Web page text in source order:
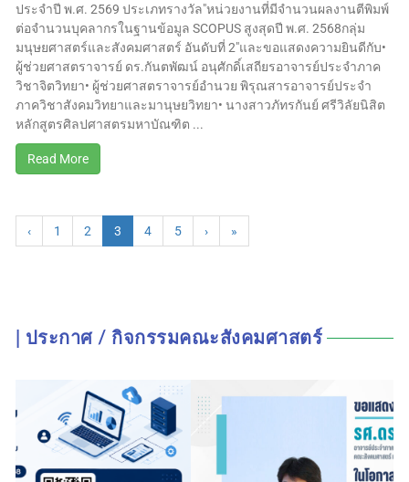
ประจำปี พ.ศ. 2569 ประเภทรางวัล"หน่วยงานที่มีจำนวนผลงานตีพิมพ์
ต่อจำนวนบุคลากรในฐานข้อมูล SCOPUS สูงสุดปี พ.ศ. 2568กลุ่ม
มนุษยศาสตร์และสังคมศาสตร์ อันดับที่ 2"และขอแสดงความยินดีกับ•
ผู้ช่วยศาสตราจารย์ ดร.กันตพัฒน์ อนุศักดิ์เสถียรอาจารย์ประจำภาค
วิชาจิตวิทยา• ผู้ช่วยศาสตราจารย์อำนวย พิรุณสารอาจารย์ประจำ
ภาควิชาสังคมวิทยาและมานุษยวิทยา• นางสาวภัทรกันย์ ศรีวิลัยนิสิต
หลักสูตรศิลปศาสตรมหาบัณฑิต ...
Read More
‹ 1 2 3 4 5 › »
| ประกาศ / กิจกรรมคณะสังคมศาสตร์